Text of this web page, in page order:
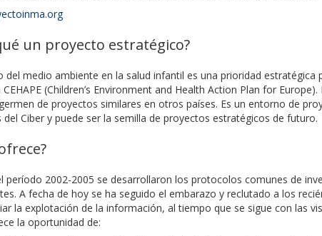
un proyecto estratégico?
del medio ambiente en la salud infantil es una prioridad estratégica
(Children’s Environment and Health Action Plan for
de proyectos similares en otros países. Es un entorno de
del Ciber y puede ser la semilla de proyectos estratégicos de futuro.
período 2002-2005 se desarrollaron los protocolos comunes de
A fecha de hoy se ha seguido el embarazo y reclutado a los
la explotación de la información, al tiempo que se sigue con las
la oportunidad de: